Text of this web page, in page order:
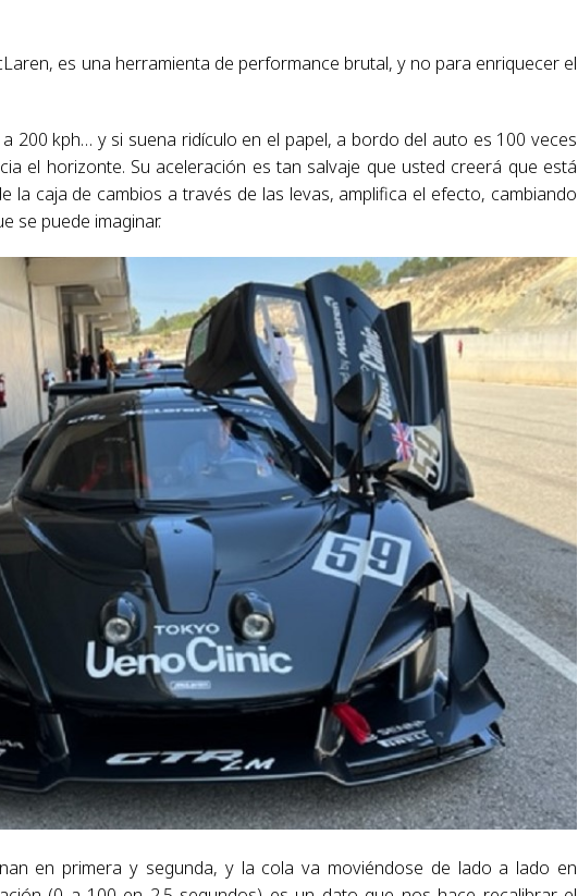
es una herramienta de performance brutal, y no para enriquecer el
200 kph… y si suena ridículo en el papel, a bordo del auto es 100 veces
el horizonte. Su aceleración es tan salvaje que usted creerá que está
la caja de cambios a través de las levas, amplifica el efecto, cambiando
se puede imaginar.
en primera y segunda, y la cola va moviéndose de lado a lado en